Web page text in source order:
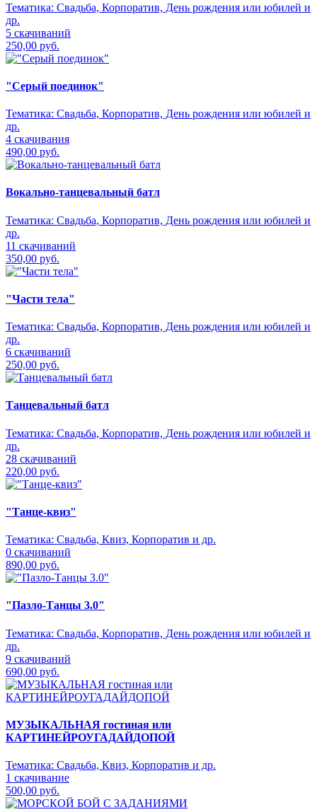
Тематика: Свадьба, Корпоратив, День рождения или юбилей и
др.
5 скачиваний
250,00 руб.
"Серый поединок"
Тематика: Свадьба, Корпоратив, День рождения или юбилей и
др.
4 скачивания
490,00 руб.
Вокально-танцевальный батл
Тематика: Свадьба, Корпоратив, День рождения или юбилей и
др.
11 скачиваний
350,00 руб.
"Части тела"
Тематика: Свадьба, Корпоратив, День рождения или юбилей и
др.
6 скачиваний
250,00 руб.
Танцевальный батл
Тематика: Свадьба, Корпоратив, День рождения или юбилей и
др.
28 скачиваний
220,00 руб.
"Танце-квиз"
Тематика: Свадьба, Квиз, Корпоратив и др.
0 скачиваний
890,00 руб.
"Пазло-Танцы 3.0"
Тематика: Свадьба, Корпоратив, День рождения или юбилей и
др.
9 скачиваний
690,00 руб.
МУЗЫКАЛЬНАЯ гостиная или
КАРТИНЕЙРОУГАДАЙДОПОЙ
Тематика: Свадьба, Квиз, Корпоратив и др.
1 скачивание
500,00 руб.